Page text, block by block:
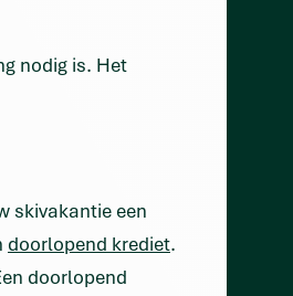
nodig is. Het
skivakantie een
doorlopend krediet.
doorlopend